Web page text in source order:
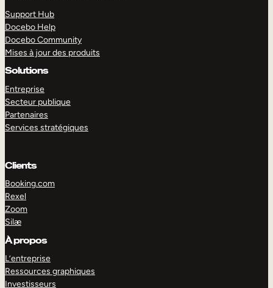
Support Hub
Docebo Help
Docebo Community
Mises à jour des produits
Solutions
Entreprise
Secteur publique
Partenaires
Services stratégiques
Clients
Booking.com
Rexel
Zoom
Silæ
À propos
L’entreprise
Ressources graphiques
Investisseurs